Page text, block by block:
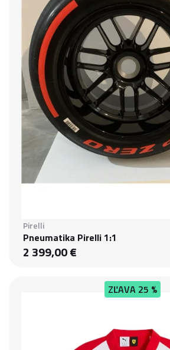
Pirelli
Pneumatika Pirelli 1:1
2 399,00 €
ZĽAVA25 %